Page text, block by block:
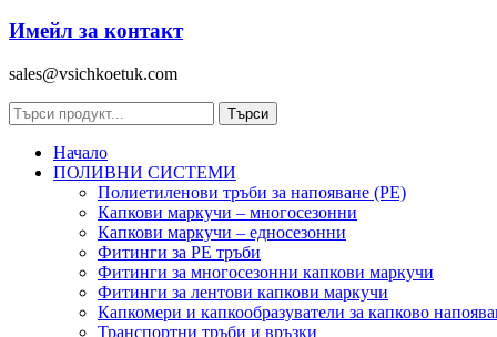
Имейл за контакт
sales@vsichkoetuk.com
Търси
Начало
ПОЛИВНИ СИСТЕМИ
Полиетиленови тръби за напояване (PE)
Капкови маркучи – многосезонни
Капкови маркучи – едносезонни
Фитинги за PE тръби
Фитинги за многосезонни капкови маркучи
Фитинги за лентови капкови маркучи
Капкомери и капкообразуватели за капково
Транспортни тръби и връзки